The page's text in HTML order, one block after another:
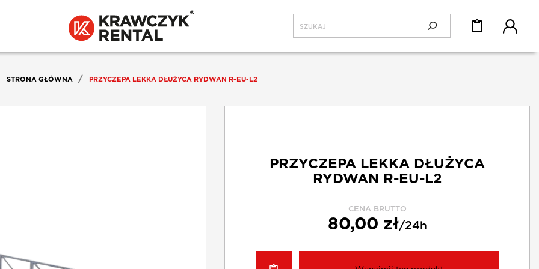
STRONA GŁÓWNA PRZYCZEPA LEKKA DŁUŻYCA RYDWAN R-EU-L2
PRZYCZEPA LEKKA DŁUŻYCA
RYDWAN R-EU-L2
CENA BRUTTO
80,00 zł/24h